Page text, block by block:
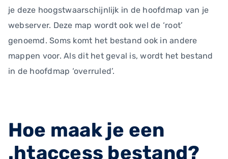
je deze hoogstwaarschijnlijk in de hoofdmap van je
webserver. Deze map wordt ook wel de ‘root’
genoemd. Soms komt het bestand ook in andere
mappen voor. Als dit het geval is, wordt het bestand
in de hoofdmap ‘overruled’.
Hoe maak je een
.htaccess bestand?